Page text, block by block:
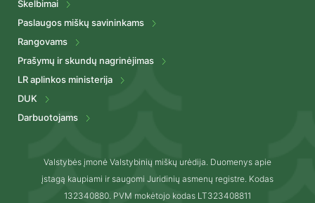
Skelbimai
Paslaugos miškų savininkams
Rangovams
Prašymų ir skundų nagrinėjimas
LR aplinkos ministerija
DUK
Darbuotojams
Valstybės įmonė Valstybinių miškų urėdija. Duomenys apie
įstagą kaupiami ir saugomi Juridinių asmenų registre. Kodas
132340880. PVM mokėtojo kodas LT323408811